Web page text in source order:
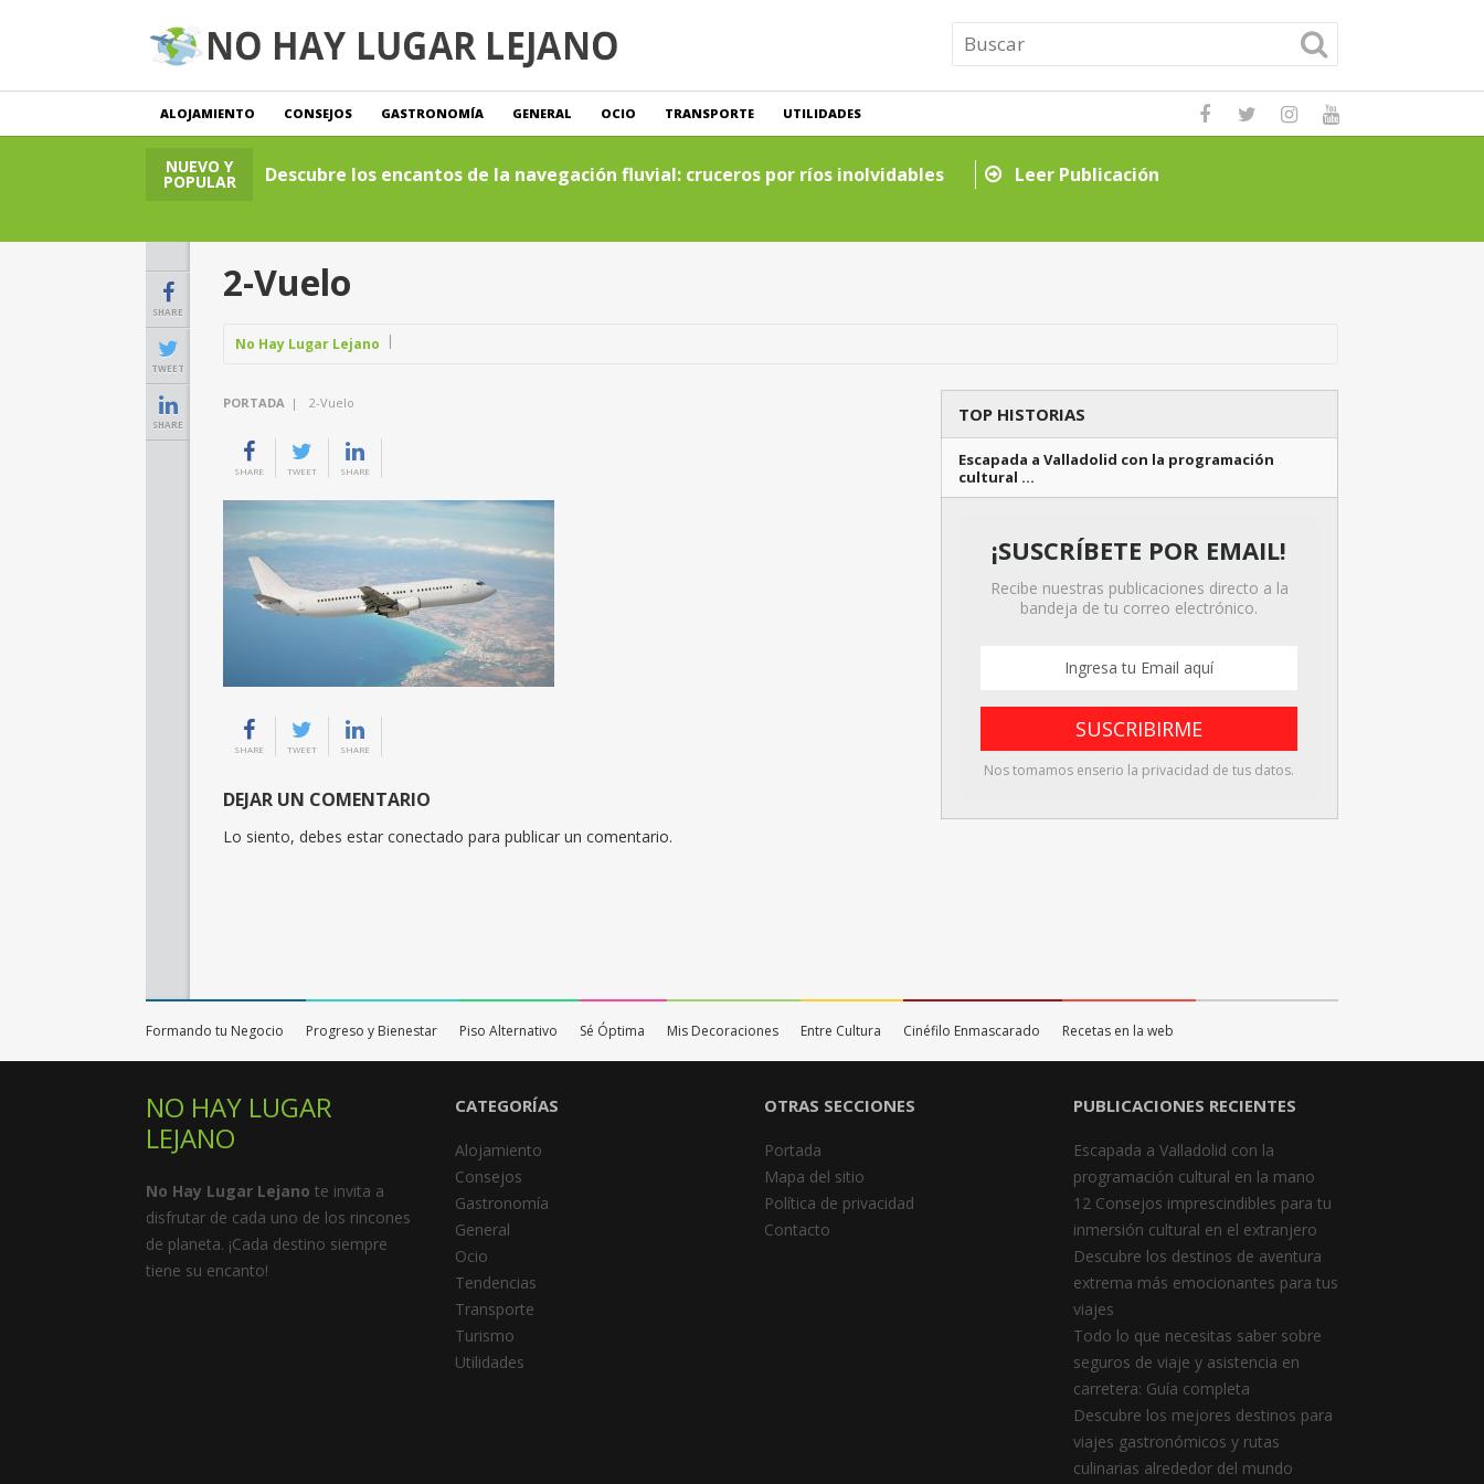
ALOJAMIENTO CONSEJOS GASTRONOMÍA GENERAL OCIO TRANSPORTE UTILIDADES
NUEVO Y
POPULAR Descubre los encantos de la navegación fluvial: cruceros por ríos inolvidables Leer Publicación
SHARE
TWEET
SHARE
2-Vuelo
No Hay Lugar Lejano
PORTADA | 2-Vuelo
SHARE TWEET SHARE
SHARE TWEET SHARE
DEJAR UN COMENTARIO
Lo siento, debes estar conectado para publicar un comentario.
TOP HISTORIAS
Escapada a Valladolid con la programación
cultural …
¡SUSCRÍBETE POR EMAIL!
Recibe nuestras publicaciones directo a la
bandeja de tu correo electrónico.
Nos tomamos enserio la privacidad de tus datos.
Formando tu Negocio Progreso y Bienestar Piso Alternativo Sé Óptima Mis Decoraciones Entre Cultura Cinéfilo Enmascarado Recetas en la web
NO HAY LUGAR
LEJANO
No Hay Lugar Lejano te invita a
disfrutar de cada uno de los rincones
de planeta. ¡Cada destino siempre
tiene su encanto!
CATEGORÍAS
Alojamiento
Consejos
Gastronomía
General
Ocio
Tendencias
Transporte
Turismo
Utilidades
OTRAS SECCIONES
Portada
Mapa del sitio
Política de privacidad
Contacto
PUBLICACIONES RECIENTES
Escapada a Valladolid con la
programación cultural en la mano
12 Consejos imprescindibles para tu
inmersión cultural en el extranjero
Descubre los destinos de aventura
extrema más emocionantes para tus
viajes
Todo lo que necesitas saber sobre
seguros de viaje y asistencia en
carretera: Guía completa
Descubre los mejores destinos para
viajes gastronómicos y rutas
culinarias alrededor del mundo